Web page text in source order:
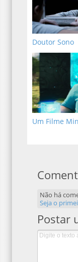
Doutor Sono
Um Filme
Não há
Seja o
Postar